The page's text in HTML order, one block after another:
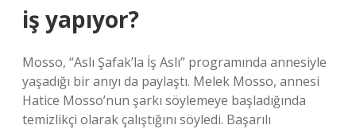
iş yapıyor?
Mosso, “Aslı Şafak’la İş Aslı” programında annesiyle
yaşadığı bir anıyı da paylaştı. Melek Mosso, annesi
Hatice Mosso’nun şarkı söylemeye başladığında
temizlikçi olarak çalıştığını söyledi. Başarılı